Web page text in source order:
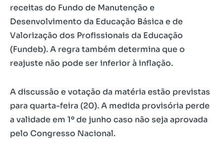
receitas do Fundo de Manutenção e
Desenvolvimento da Educação Básica e de
Valorização dos Profissionais da Educação
(Fundeb). A regra também determina que o
reajuste não pode ser inferior à inflação.
A discussão e votação da matéria estão previstas
para quarta-feira (20). A medida provisória perde
a validade em 1º de junho caso não seja aprovada
pelo Congresso Nacional.